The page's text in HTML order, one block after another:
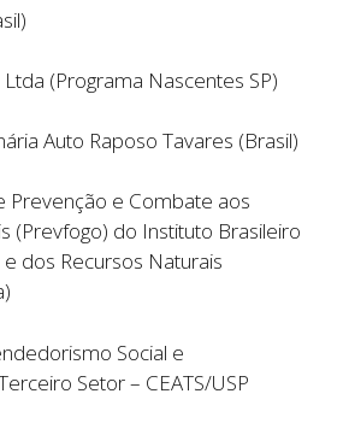
(Programa Nascentes SP)
Auto Raposo Tavares (Brasil)
Prevenção e Combate aos
(Prevfogo) do Instituto Brasileiro
dos Recursos Naturais
Social e
Setor – CEATS/USP